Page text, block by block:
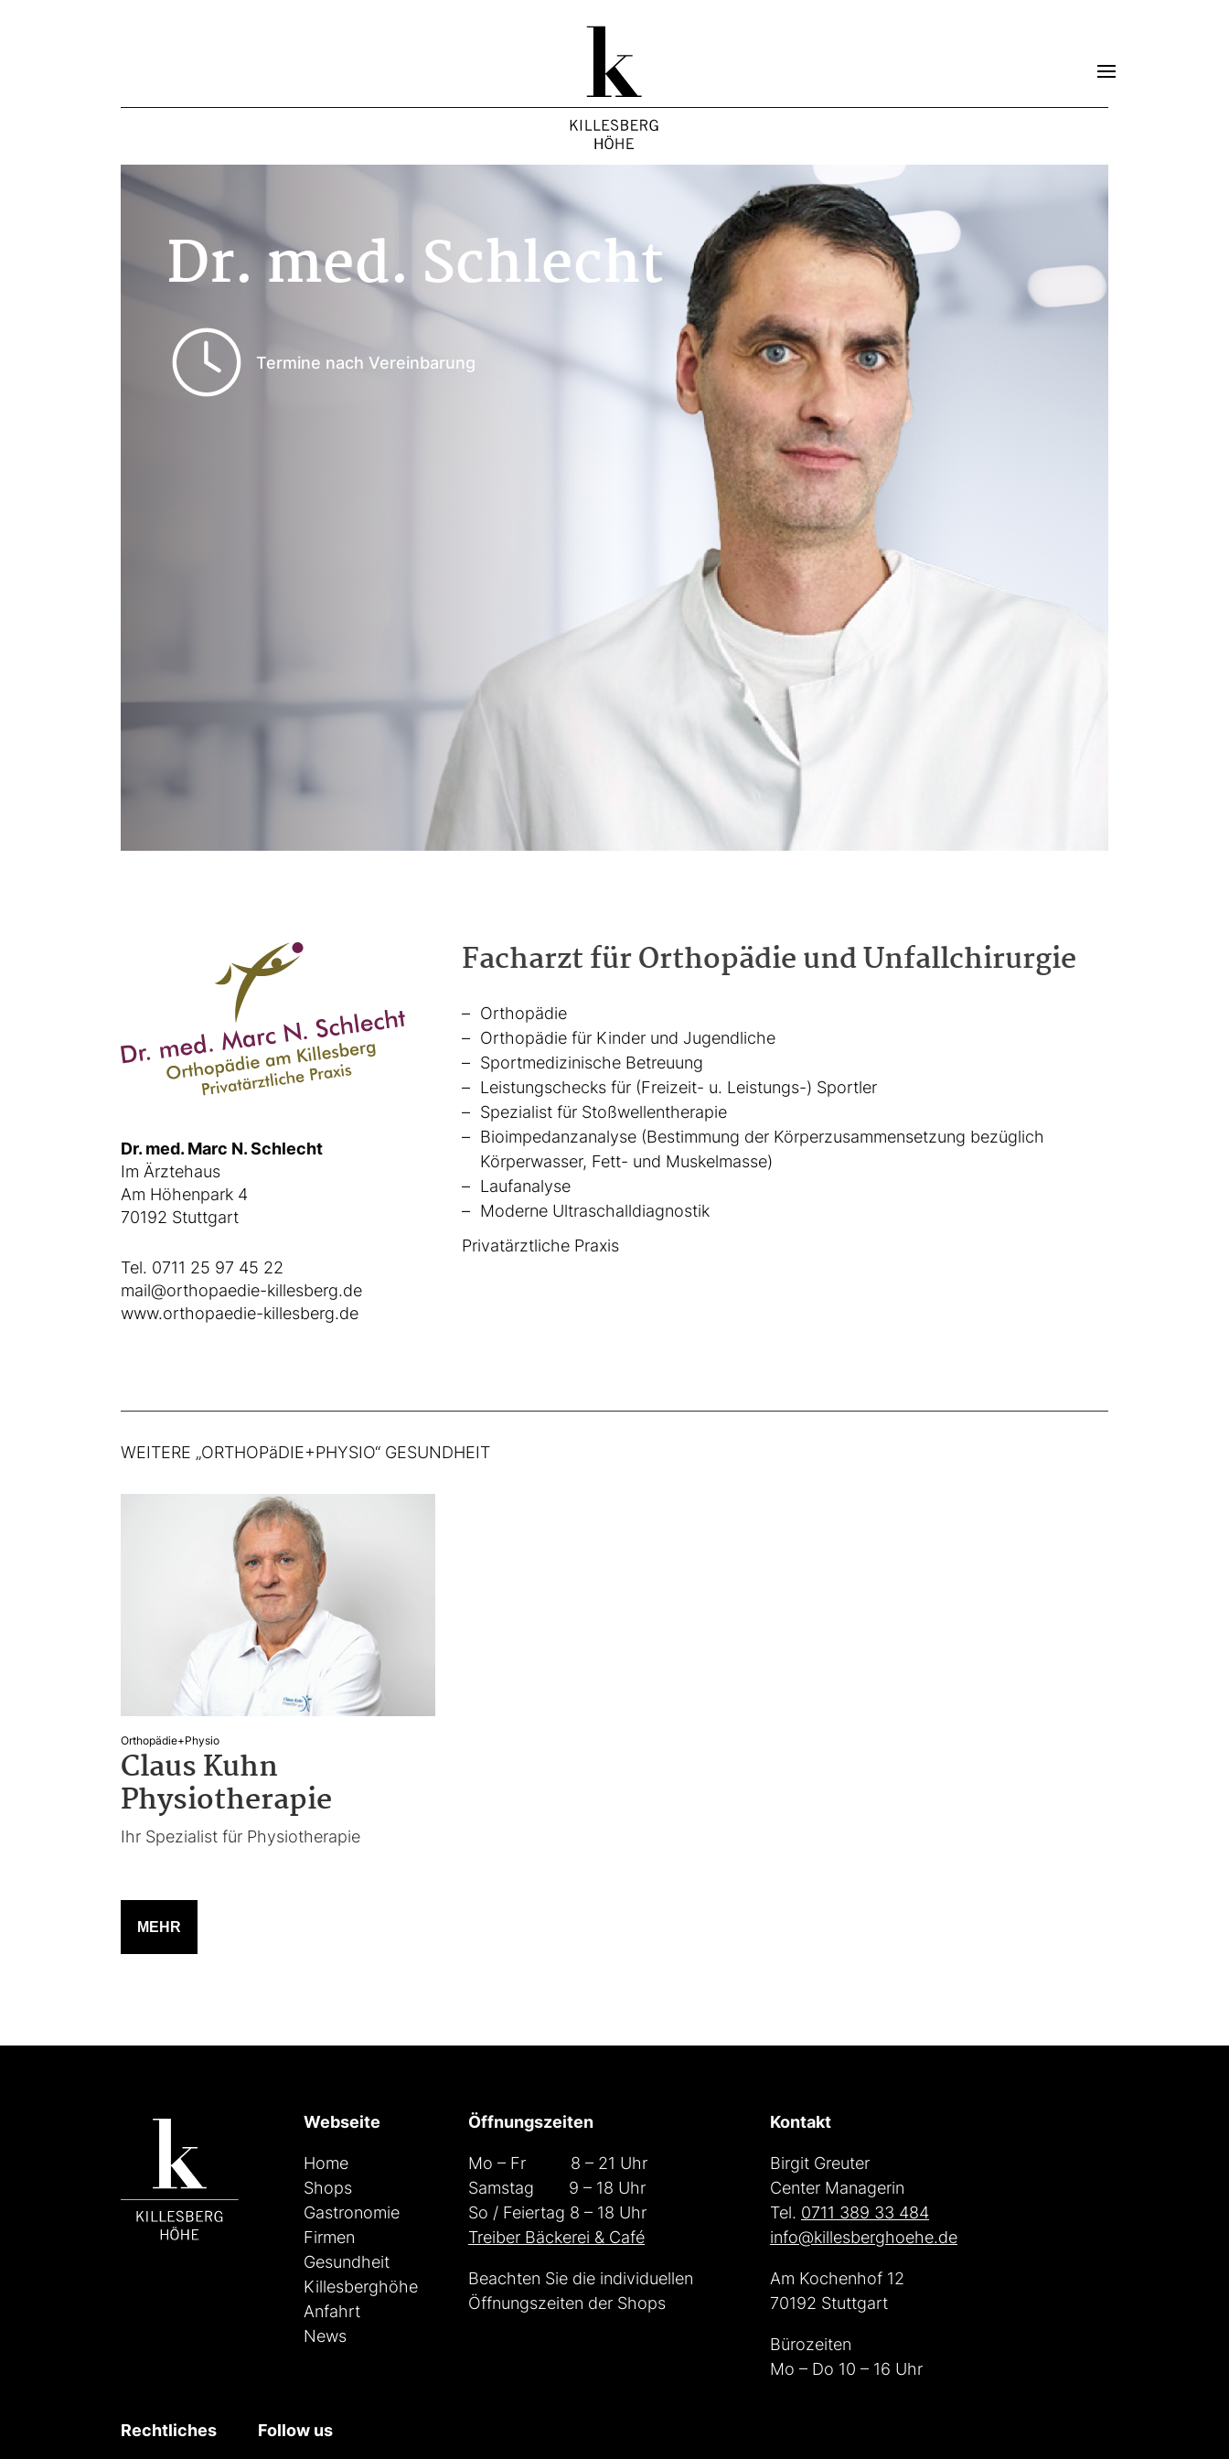
Dr. med. Schlecht
Termine nach Vereinbarung
Dr. med. Marc N. Schlecht
Im Ärztehaus
Am Höhenpark 4
70192 Stuttgart
Tel. 0711 25 97 45 22
mail@orthopaedie-killesberg.de
www.orthopaedie-killesberg.de
Facharzt für Orthopädie und Unfallchirurgie
Orthopädie
Orthopädie für Kinder und Jugendliche
Sportmedizinische Betreuung
Leistungschecks für (Freizeit- u. Leistungs-) Sportler
Spezialist für Stoßwellentherapie
Bioimpedanzanalyse (Bestimmung der Körperzusammensetzung bezüglich
Körperwasser, Fett- und Muskelmasse)
Laufanalyse
Moderne Ultraschalldiagnostik
Privatärztliche Praxis
WEITERE „ORTHOPäDIE+PHYSIO“ GESUNDHEIT
Orthopädie+Physio
Claus Kuhn
Physiotherapie
Ihr Spezialist für Physiotherapie
MEHR
Webseite
Home
Shops
Gastronomie
Firmen
Gesundheit
Killesberghöhe
Anfahrt
News
Öffnungszeiten
Mo – Fr
8 – 21 Uhr
Samstag
9 – 18 Uhr
So / Feiertag 8 – 18 Uhr
Treiber Bäckerei & Café
Beachten Sie die individuellen
Öffnungszeiten der Shops
Kontakt
Birgit Greuter
Center Managerin
Tel. 0711 389 33 484
info@killesberghoehe.de
Am Kochenhof 12
70192 Stuttgart
Bürozeiten
Mo – Do 10 – 16 Uhr
Rechtliches Follow us